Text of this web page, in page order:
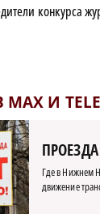
конкурса
И
Где в Нижнем
движение